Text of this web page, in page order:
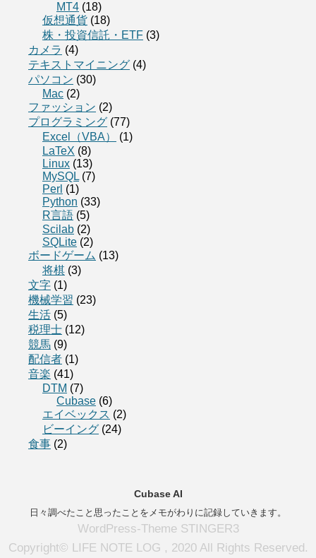
MT4 (18)
仮想通貨 (18)
株・投資信託・ETF (3)
カメラ (4)
テキストマイニング (4)
パソコン (30)
Mac (2)
ファッション (2)
プログラミング (77)
Excel（VBA）
(1)
LaTeX (8)
Linux (13)
MySQL (7)
Perl (1)
Python (33)
R言語 (5)
Scilab (2)
SQLite (2)
ボードゲーム (13)
将棋 (3)
文字 (1)
機械学習 (23)
生活 (5)
税理士 (12)
競馬 (9)
配信者 (1)
音楽 (41)
DTM (7)
Cubase (6)
エイベックス (2)
ビーイング (24)
食事 (2)
Cubase AI
日々調べたこと思ったことをメモがわりに記録していきます。
WordPress-Theme STINGER3
Copyright© LIFE NOTE LOG , 2020 All Rights Reserved.